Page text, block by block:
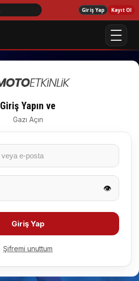
Giriş Yap Kayıt Ol
Giriş Yapın ve
Gazı Açın
👁️
Giriş Yap
Şifremi unuttum